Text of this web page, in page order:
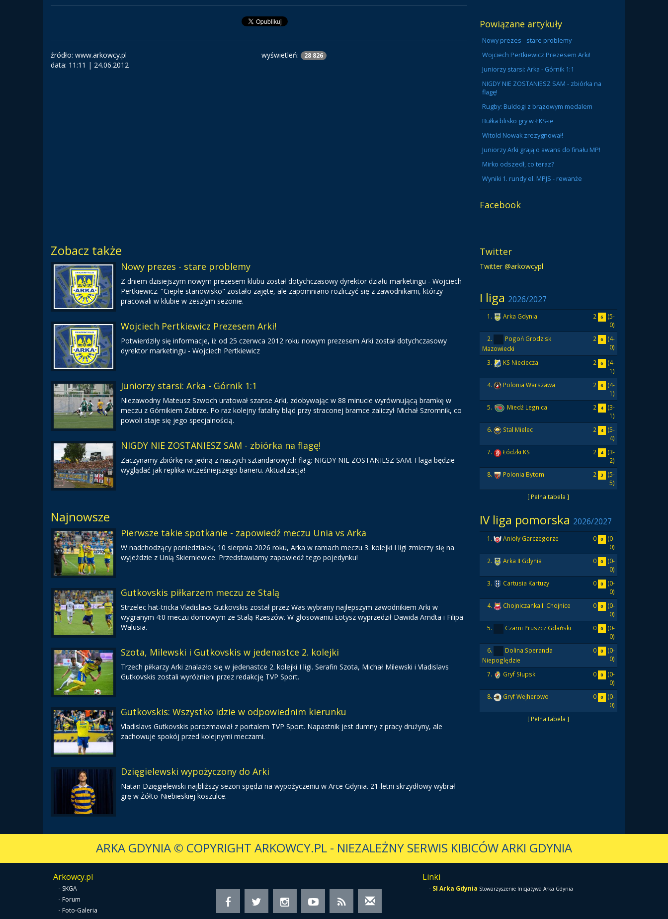
źródło: www.arkowcy.pl
data: 11:11 | 24.06.2012
wyświetleń: 28 826
Zobacz także
Nowy prezes - stare problemy
Z dniem dzisiejszym nowym prezesem klubu został dotychczasowy dyrektor działu marketingu - Wojciech
Pertkiewicz. "Ciepłe stanowisko" zostało zajęte, ale zapomniano rozliczyć się z zawodnikami, którzy
pracowali w klubie w zeszłym sezonie.
Wojciech Pertkiewicz Prezesem Arki!
Potwierdziły się informacje, iż od 25 czerwca 2012 roku nowym prezesem Arki został dotychczasowy
dyrektor marketingu - Wojciech Pertkiewicz
Juniorzy starsi: Arka - Górnik 1:1
Niezawodny Mateusz Szwoch uratował szanse Arki, zdobywając w 88 minucie wyrównującą bramkę w
meczu z Górnikiem Zabrze. Po raz kolejny fatalny błąd przy straconej bramce zaliczył Michał Szromnik, co
powoli staje się jego specjalnością.
NIGDY NIE ZOSTANIESZ SAM - zbiórka na flagę!
Zaczynamy zbiórkę na jedną z naszych sztandarowych flag: NIGDY NIE ZOSTANIESZ SAM. Flaga będzie
wyglądać jak replika wcześniejszego baneru. Aktualizacja!
Najnowsze
Pierwsze takie spotkanie - zapowiedź meczu Unia vs Arka
W nadchodzący poniedziałek, 10 sierpnia 2026 roku, Arka w ramach meczu 3. kolejki I ligi zmierzy się na
wyjeździe z Unią Skierniewice. Przedstawiamy zapowiedź tego pojedynku!
Gutkovskis piłkarzem meczu ze Stalą
Strzelec hat-tricka Vladislavs Gutkovskis został przez Was wybrany najlepszym zawodnikiem Arki w
wygranym 4:0 meczu domowym ze Stalą Rzeszów. W głosowaniu Łotysz wyprzedził Dawida Arndta i Filipa
Walusia.
Szota, Milewski i Gutkovskis w jedenastce 2. kolejki
Trzech piłkarzy Arki znalazło się w jedenastce 2. kolejki I ligi. Serafin Szota, Michał Milewski i Vladislavs
Gutkovskis zostali wyróżnieni przez redakcję TVP Sport.
Gutkovskis: Wszystko idzie w odpowiednim kierunku
Vladislavs Gutkovskis porozmawiał z portalem TVP Sport. Napastnik jest dumny z pracy drużyny, ale
zachowuje spokój przed kolejnymi meczami.
Dzięgielewski wypożyczony do Arki
Natan Dzięgielewski najbliższy sezon spędzi na wypożyczeniu w Arce Gdynia. 21-letni skrzydłowy wybrał
grę w Żółto-Niebieskiej koszulce.
Powiązane artykuły
Nowy prezes - stare problemy
Wojciech Pertkiewicz Prezesem Arki!
Juniorzy starsi: Arka - Górnik 1:1
NIGDY NIE ZOSTANIESZ SAM - zbiórka na
flagę!
Rugby: Buldogi z brązowym medalem
Bułka blisko gry w ŁKS-ie
Witold Nowak zrezygnował!
Juniorzy Arki grają o awans do finału MP!
Mirko odszedł, co teraz?
Wyniki 1. rundy el. MPJS - rewanże
Facebook
Twitter
Twitter @arkowcypl
I liga 2026/2027
[ Pełna tabela ]
1. Arka Gdynia 2 6
(5-
0)
2.
Pogoń Grodzisk
Mazowiecki
2 6
(4-
0)
3.
KS Nieciecza 2 6
(4-
1)
4.
Polonia Warszawa 2 6
(4-
1)
5.
Miedź Legnica 2 4
(3-
1)
6.
Stal Mielec 2 4
(5-
4)
7.
Łódzki KS 2 4
(3-
2)
8.
Polonia Bytom 2 3
(5-
5)
IV liga pomorska 2026/2027
[ Pełna tabela ]
1. Anioły Garczegorze 0 0
(0-
0)
2.
Arka II Gdynia 0 0
(0-
0)
3.
Cartusia Kartuzy 0 0
(0-
0)
4.
Chojniczanka II Chojnice 0 0
(0-
0)
5.
Czarni Pruszcz Gdański 0 0
(0-
0)
6.
Dolina Speranda
Niepoględzie
0 0
(0-
0)
7.
Gryf Słupsk 0 0
(0-
0)
8.
Gryf Wejherowo 0 0
(0-
0)
ARKA GDYNIA© COPYRIGHT ARKOWCY.PL - NIEZALEŻNY SERWIS KIBICÓW ARKI GDYNIA
Arkowcy.pl
- SKGA
- Forum
- Foto-Galeria
Linki
- SI Arka Gdynia Stowarzyszenie Inicjatywa Arka Gdynia